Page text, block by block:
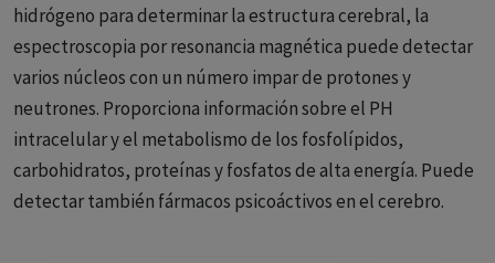
La CIE 11 también incluye la pérdida de competencias
previas adquiridas como una característica a tener en
cuenta en el diagnóstico.
Comité Editorial
Ref. Bibliográfica:
Todos estos trastornos comparten con el trastorno
obsesivo compulsivos muchas características (respuesta al
tratamiento, tipos de síntomas, anomalías genéticas, etc.).
hidrógeno para determinar la estructura cerebral, la
espectroscopia por resonancia magnética puede detectar
varios núcleos con un número impar de protones y
neutrones. Proporciona información sobre el PH
intracelular y el metabolismo de los fosfolípidos,
carbohidratos, proteínas y fosfatos de alta energía. Puede
detectar también fármacos psicoáctivos en el cerebro.